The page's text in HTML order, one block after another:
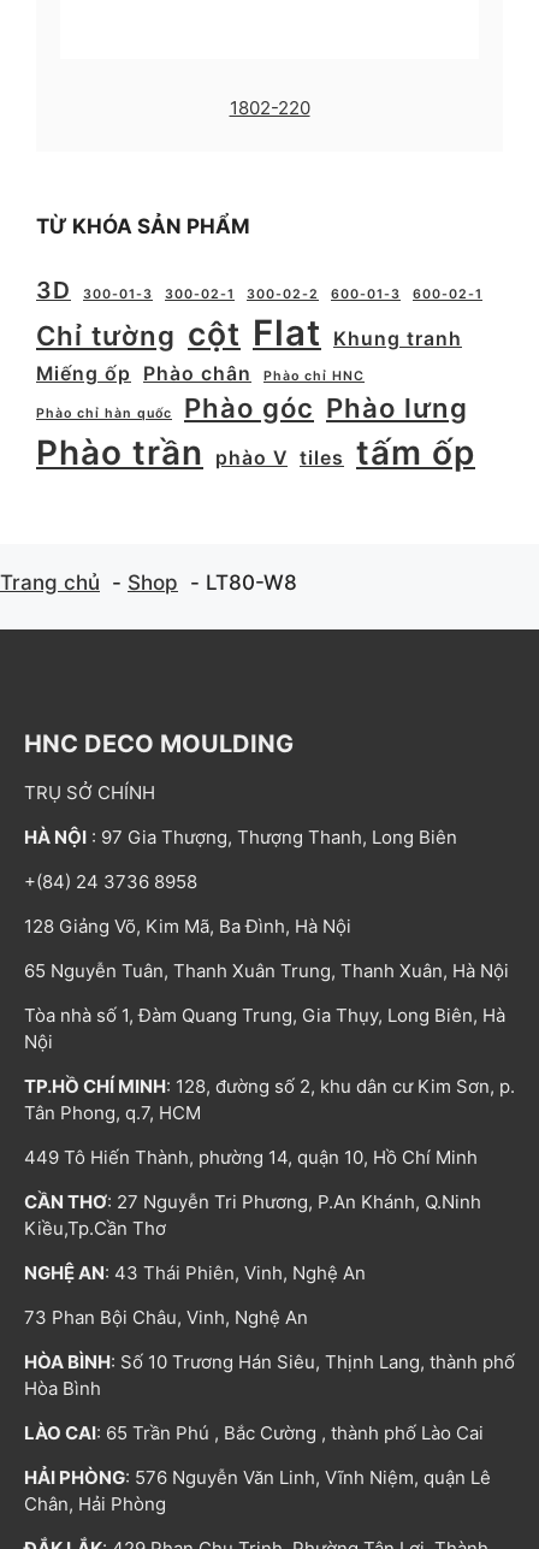
1802-220
TỪ KHÓA SẢN PHẨM
3D 300-01-3 300-02-1 300-02-2 600-01-3 600-02-1
Chỉ tường cột Flat
Khung tranh
Miếng ốp
Phào chân Phào chỉ HNC
Phào chỉ hàn quốc Phào góc Phào lưng
Phào trần phào V tiles tấm ốp
Trang chủ Shop LT80-W8
HNC DECO MOULDING
TRỤ SỞ CHÍNH
HÀ NỘI : 97 Gia Thượng, Thượng Thanh, Long Biên
+(84) 24 3736 8958
128 Giảng Võ, Kim Mã, Ba Đình, Hà Nội
65 Nguyễn Tuân, Thanh Xuân Trung, Thanh Xuân, Hà Nội
Tòa nhà số 1, Đàm Quang Trung, Gia Thụy, Long Biên, Hà
Nội
TP.HỒ CHÍ MINH: 128, đường số 2, khu dân cư Kim Sơn, p.
Tân Phong, q.7, HCM
449 Tô Hiến Thành, phường 14, quận 10, Hồ Chí Minh
CẦN THƠ: 27 Nguyễn Tri Phương, P.An Khánh, Q.Ninh
Kiều,Tp.Cần Thơ
NGHỆ AN: 43 Thái Phiên, Vinh, Nghệ An
73 Phan Bội Châu, Vinh, Nghệ An
HÒA BÌNH: Số 10 Trương Hán Siêu, Thịnh Lang, thành phố
Hòa Bình
LÀO CAI: 65 Trần Phú , Bắc Cường , thành phố Lào Cai
HẢI PHÒNG: 576 Nguyễn Văn Linh, Vĩnh Niệm, quận Lê
Chân, Hải Phòng